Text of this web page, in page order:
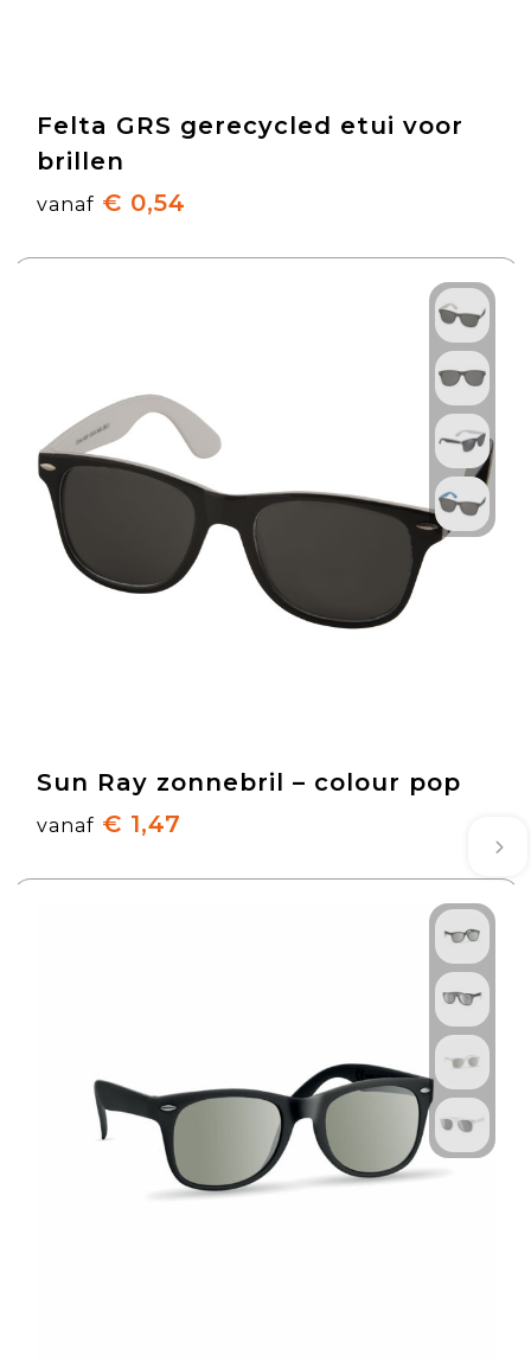
Felta GRS gerecycled etui voor
brillen
vanaf € 0,54
Sun Ray zonnebril – colour pop
vanaf € 1,47